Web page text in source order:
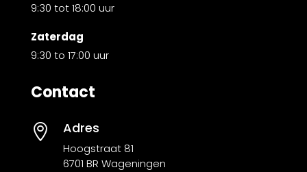
9:30 tot 18:00 uur
Zaterdag
9:30 to 17:00 uur
Contact
 Adres
Hoogstraat 81
6701 BR Wageningen